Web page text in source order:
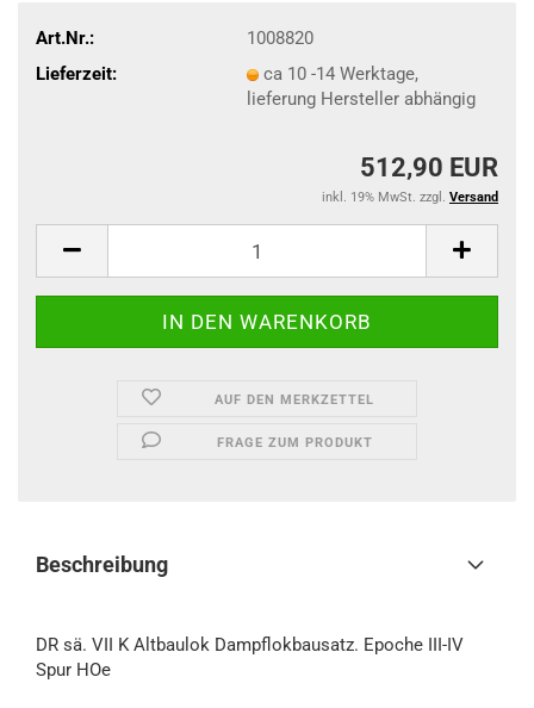
Art.Nr.:
1008820
Lieferzeit:
ca 10 -14 Werktage,
lieferung Hersteller abhängig
512,90 EUR
inkl. 19% MwSt. zzgl. Versand
AUF DEN MERKZETTEL
FRAGE ZUM PRODUKT
Beschreibung
DR sä. VII K Altbaulok Dampflokbausatz. Epoche III-IV
Spur HOe